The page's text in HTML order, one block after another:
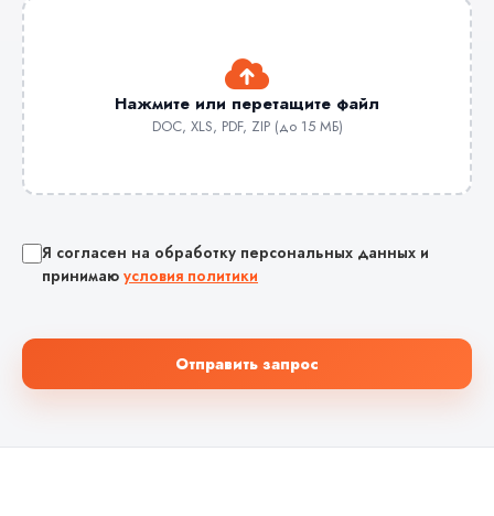
Нажмите или перетащите файл
DOC, XLS, PDF, ZIP (до 15 МБ)
Я согласен на обработку персональных данных и
принимаю условия политики
Отправить запрос